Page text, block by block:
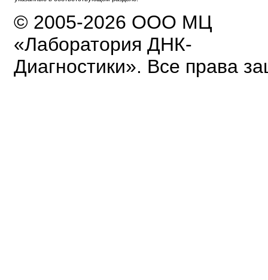
© 2005-2026 ООО МЦ
«Лаборатория ДНК-
Диагностики». Все права